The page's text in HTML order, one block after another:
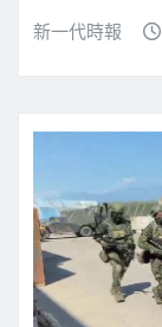
新一代時報